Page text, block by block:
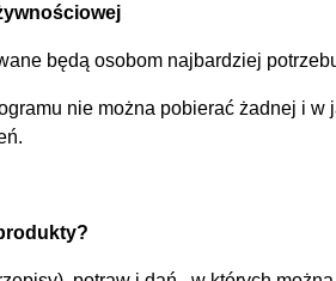
będą osobom najbardziej
nie można pobierać żadnej i